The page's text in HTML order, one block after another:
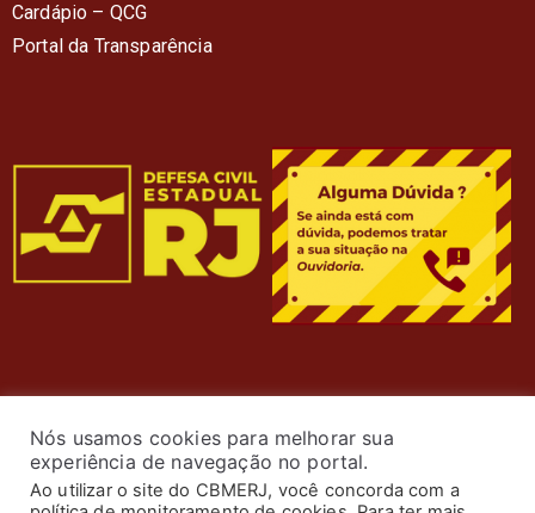
Cardápio – QCG
Portal da Transparência
Nós usamos cookies para melhorar sua
experiência de navegação no portal.
Ao utilizar o site do CBMERJ, você concorda com a